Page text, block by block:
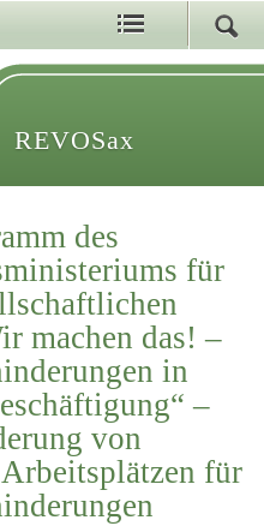
REVOSax
des
für
machen das! –
in
–
von
für